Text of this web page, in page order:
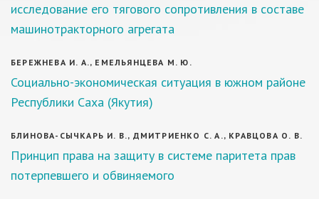
исследование его тягового сопротивления в составе
машинотракторного агрегата
БЕРЕЖНЕВА И. А., ЕМЕЛЬЯНЦЕВА М. Ю.
Социально-экономическая ситуация в южном районе
Республики Саха (Якутия)
БЛИНОВА-СЫЧКАРЬ И. В., ДМИТРИЕНКО С. А., КРАВЦОВА О. В.
Принцип права на защиту в системе паритета прав
потерпевшего и обвиняемого